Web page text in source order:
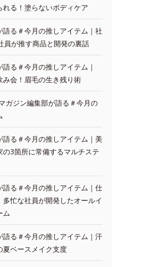
れる！塗らないボディケア
語る＃今月の推しアイテム｜社
員が推す商品と開発の裏話
語る＃今月の推しアイテム｜
み会！眉毛の生き残り術
ガジン編集部が語る＃今月の
語る＃今月の推しアイテム｜美
の3箇所に常備するマルチステ
語る＃今月の推しアイテム｜仕
多忙な社員が開発したオールイ
ム
語る＃今月の推しアイテム｜汗
夏ベースメイク支度